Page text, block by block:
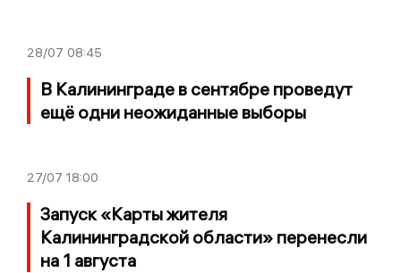
28/07 08:45
В Калининграде в сентябре проведут
ещё одни неожиданные выборы
27/07 18:00
Запуск «Карты жителя
Калининградской области» перенесли
на 1 августа